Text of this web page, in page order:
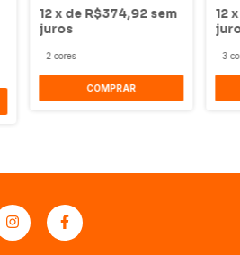
12 xde R$374,92 sem
juros
2 cores
COMPRAR
12
3